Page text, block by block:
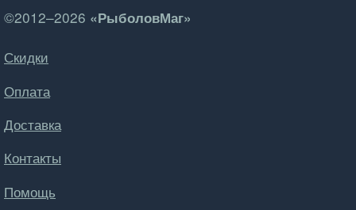
©2012–2026 «РыболовМаг»
Скидки
Оплата
Доставка
Контакты
Помощь